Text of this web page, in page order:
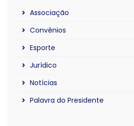
Associação
Convênios
Esporte
Jurídico
Notícias
Palavra do Presidente